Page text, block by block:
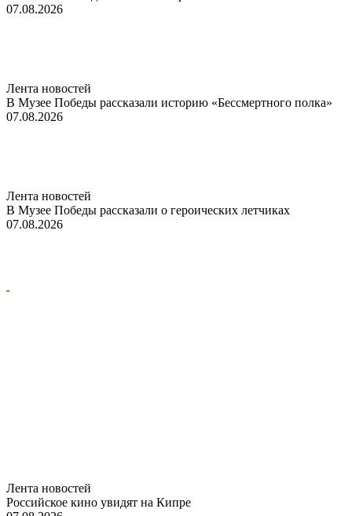
07.08.2026
Лента новостей
В Музее Победы рассказали историю «Бессмертного полка»
07.08.2026
Лента новостей
В Музее Победы рассказали о героических летчиках
07.08.2026
Лента новостей
Российское кино увидят на Кипре